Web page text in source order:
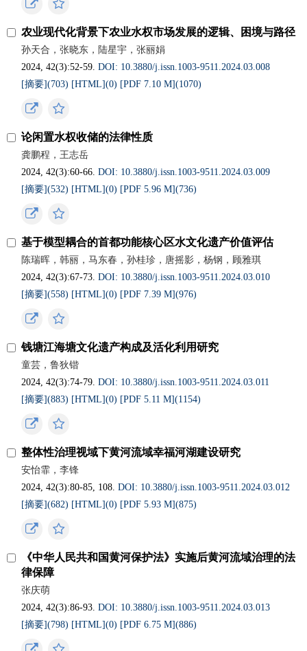
农业现代化背景下农业水权市场发展的逻辑、困境与路径
孙天合，张晓东，陆星宇，张丽娟
2024, 42(3):52-59.DOI: 10.3880/j.issn.1003-9511.2024.03.008
[摘要](703) [HTML](0) [PDF 7.10 M](1070)
论闲置水权收储的法律性质
龚鹏程，王志岳
2024, 42(3):60-66.DOI: 10.3880/j.issn.1003-9511.2024.03.009
[摘要](532) [HTML](0) [PDF 5.96 M](736)
基于模型耦合的首都功能核心区水文化遗产价值评估
陈瑞晖，韩丽，马东春，孙桂珍，唐摇影，杨钢，顾雅琪
2024, 42(3):67-73.DOI: 10.3880/j.issn.1003-9511.2024.03.010
[摘要](558) [HTML](0) [PDF 7.39 M](976)
钱塘江海塘文化遗产构成及活化利用研究
童芸，鲁狄锴
2024, 42(3):74-79.DOI: 10.3880/j.issn.1003-9511.2024.03.011
[摘要](883) [HTML](0) [PDF 5.11 M](1154)
整体性治理视域下黄河流域幸福河湖建设研究
安怡霏，李锋
2024, 42(3):80-85, 108.DOI: 10.3880/j.issn.1003-9511.2024.03.012
[摘要](682) [HTML](0) [PDF 5.93 M](875)
《中华人民共和国黄河保护法》实施后黄河流域治理的法
律保障
张庆萌
2024, 42(3):86-93.DOI: 10.3880/j.issn.1003-9511.2024.03.013
[摘要](798) [HTML](0) [PDF 6.75 M](886)